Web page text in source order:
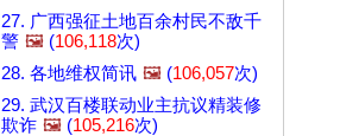
27. 广西强征土地百余村民不敌千
警 🖼️ (106,118次)
28. 各地维权简讯 🖼️ (106,057次)
29. 武汉百楼联动业主抗议精装修
欺诈 🖼️ (105,216次)